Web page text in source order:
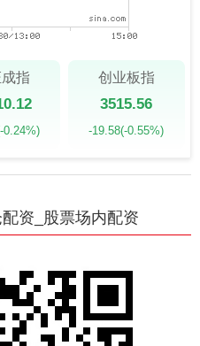
指
0.24%)
创业板指
3515.56
-19.58(-0.55%)
资_股票场内配资